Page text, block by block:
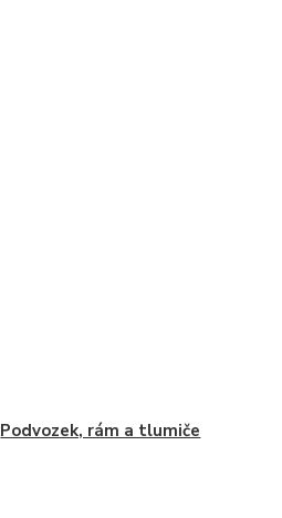
Podvozek, rám a tlumiče